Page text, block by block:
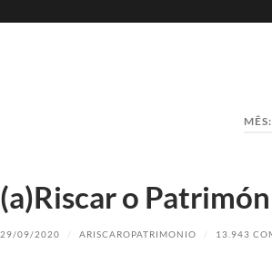
MÊS:
(a)Riscar o
29/09/2020 / ARISCAROPATRIMONIO / 13.943